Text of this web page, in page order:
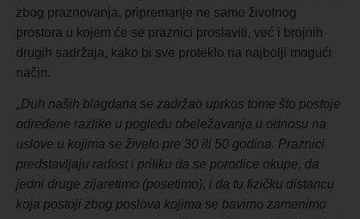
zbog praznovanja, pripremanje ne samo životnog
prostora u kojem će se praznici proslaviti, već i brojnih
drugih sadržaja, kako bi sve proteklo na najbolji mogući
način.
„Duh naših blagdana se zadržao uprkos tome što postoje
određene razlike u pogledu obeležavanja u odnosu na
uslove u kojima se živelo pre 30 ili 50 godina. Praznici
predstavljaju radost i priliku da se porodice okupe, da
jedni druge zijaretimo (posetimo), i da tu fizičku distancu
koja postoji zbog poslova kojima se bavimo zamenimo